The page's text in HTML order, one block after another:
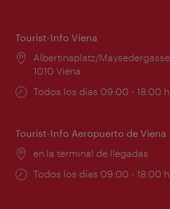
Tourist-Info Viena
Lugar:
Albertinaplatz/Maysedergasse
1010 Viena
Horarios
Todos los días 09:00 - 18:00 h
Tourist-Info Aeropuerto de Viena
Lugar:
en la terminal de llegadas
Horarios
Todos los días 09:00 - 18:00 h